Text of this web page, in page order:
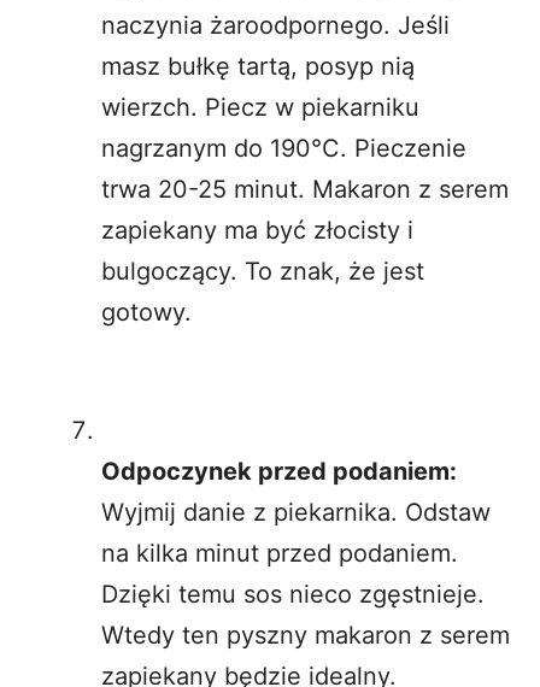
naczynia żaroodpornego. Jeśli
masz bułkę tartą, posyp nią
wierzch. Piecz w piekarniku
nagrzanym do 190°C. Pieczenie
trwa 20-25 minut. Makaron z serem
zapiekany ma być złocisty i
bulgoczący. To znak, że jest
gotowy.
Odpoczynek przed podaniem:
Wyjmij danie z piekarnika. Odstaw
na kilka minut przed podaniem.
Dzięki temu sos nieco zgęstnieje.
Wtedy ten pyszny makaron z serem
zapiekany będzie idealny.